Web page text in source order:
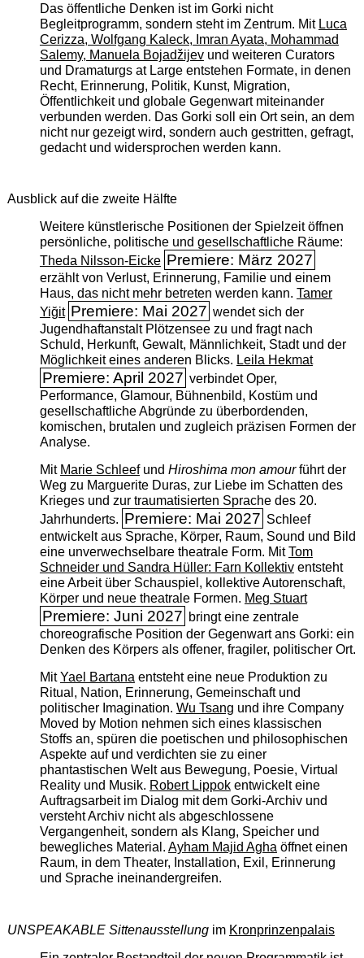
Das öffentliche Denken ist im Gorki nicht
Begleitprogramm, sondern steht im Zentrum. Mit Luca
Cerizza, Wolfgang Kaleck, Imran Ayata, Mohammad
Salemy, Manuela Bojadžijevund weiteren Curators
und Dramaturgs at Large entstehen Formate, in denen
Recht, Erinnerung, Politik, Kunst, Migration,
Öffentlichkeit und globale Gegenwart miteinander
verbunden werden. Das Gorki soll ein Ort sein, an dem
nicht nur gezeigt wird, sondern auch gestritten, gefragt,
gedacht und widersprochen werden kann.
Ausblick auf die zweite Hälfte
Weitere künstlerische Positionen der Spielzeit öffnen
persönliche, politische und gesellschaftliche Räume:
Theda Nilsson-Eicke Premiere: März 2027
erzählt von Verlust, Erinnerung, Familie und einem
Haus, das nicht mehr betreten werden kann. Tamer
Yiğit Premiere: Mai 2027 wendet sich der
Jugendhaftanstalt Plötzensee zu und fragt nach
Schuld, Herkunft, Gewalt, Männlichkeit, Stadt und der
Möglichkeit eines anderen Blicks. Leila Hekmat
Premiere: April 2027 verbindet Oper,
Performance, Glamour, Bühnenbild, Kostüm und
gesellschaftliche Abgründe zu überbordenden,
komischen, brutalen und zugleich präzisen Formen der
Analyse.
Mit Marie Schleefund Hiroshima mon amourführt der
Weg zu Marguerite Duras, zur Liebe im Schatten des
Krieges und zur traumatisierten Sprache des 20.
Jahrhunderts. Premiere: Mai 2027 Schleef
entwickelt aus Sprache, Körper, Raum, Sound und Bild
eine unverwechselbare theatrale Form. MitTom
Schneider und Sandra Hüller: Farn Kollektiventsteht
eine Arbeit über Schauspiel, kollektive Autorenschaft,
Körper und neue theatrale Formen. Meg Stuart
Premiere: Juni 2027 bringt eine zentrale
choreografische Position der Gegenwart ans Gorki: ein
Denken des Körpers als offener, fragiler, politischer Ort.
MitYael Bartanaentsteht eine neue Produktion zu
Ritual, Nation, Erinnerung, Gemeinschaft und
politischer Imagination. Wu Tsang und ihre Company
Moved by Motion nehmen sich eines klassischen
Stoffs an, spüren die poetischen und philosophischen
Aspekte auf und verdichten sie zu einer
phantastischen Welt aus Bewegung, Poesie, Virtual
Reality und Musik. Robert Lippokentwickelt eine
Auftragsarbeit im Dialog mit dem Gorki-Archiv und
versteht Archiv nicht als abgeschlossene
Vergangenheit, sondern als Klang, Speicher und
bewegliches Material. Ayham Majid Aghaöffnet einen
Raum, in dem Theater, Installation, Exil, Erinnerung
und Sprache ineinandergreifen.
UNSPEAKABLE Sittenausstellungim Kronprinzenpalais